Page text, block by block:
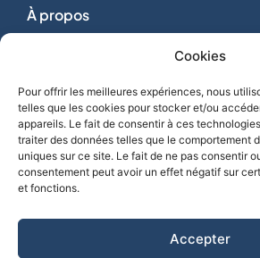
Cookies
Pour offrir les meilleures expériences, nous
telles que les cookies pour stocker et/ou
appareils. Le fait de consentir à ces
traiter des données telles que le comportement
uniques sur ce site. Le fait de ne pas consentir
consentement peut avoir un effet négatif sur
et fonctions.
Accepter
À propos
Vie privée